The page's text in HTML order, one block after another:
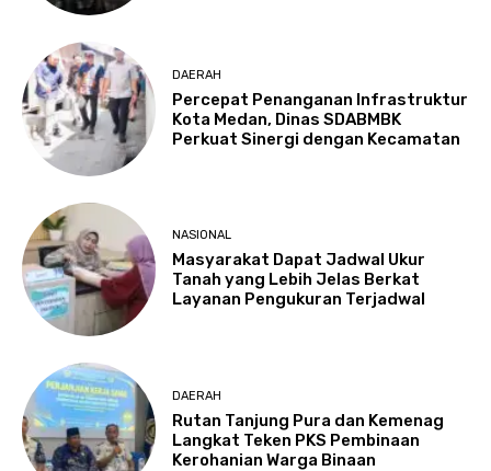
DAERAH
Percepat Penanganan Infrastruktur
Kota Medan, Dinas SDABMBK
Perkuat Sinergi dengan Kecamatan
NASIONAL
Masyarakat Dapat Jadwal Ukur
Tanah yang Lebih Jelas Berkat
Layanan Pengukuran Terjadwal
DAERAH
Rutan Tanjung Pura dan Kemenag
Langkat Teken PKS Pembinaan
Kerohanian Warga Binaan